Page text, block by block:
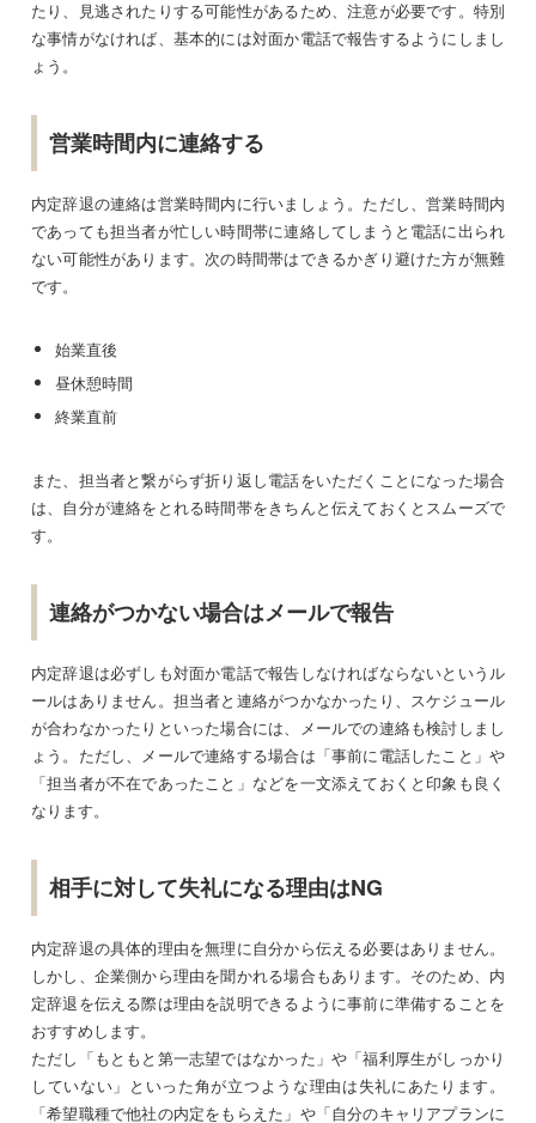
たり、見逃されたりする可能性があるため、注意が必要です。特別
な事情がなければ、基本的には対面か電話で報告するようにしまし
ょう。
営業時間内に連絡する
内定辞退の連絡は営業時間内に行いましょう。ただし、営業時間内
であっても担当者が忙しい時間帯に連絡してしまうと電話に出られ
ない可能性があります。次の時間帯はできるかぎり避けた方が無難
です。
始業直後
昼休憩時間
終業直前
また、担当者と繋がらず折り返し電話をいただくことになった場合
は、自分が連絡をとれる時間帯をきちんと伝えておくとスムーズで
す。
連絡がつかない場合はメールで報告
内定辞退は必ずしも対面か電話で報告しなければならないというル
ールはありません。担当者と連絡がつかなかったり、スケジュール
が合わなかったりといった場合には、メールでの連絡も検討しまし
ょう。ただし、メールで連絡する場合は「事前に電話したこと」や
「担当者が不在であったこと」などを一文添えておくと印象も良く
なります。
相手に対して失礼になる理由はNG
内定辞退の具体的理由を無理に自分から伝える必要はありません。
しかし、企業側から理由を聞かれる場合もあります。そのため、内
定辞退を伝える際は理由を説明できるように事前に準備することを
おすすめします。
ただし「もともと第一志望ではなかった」や「福利厚生がしっかり
していない」といった角が立つような理由は失礼にあたります。
「希望職種で他社の内定をもらえた」や「自分のキャリアプランに